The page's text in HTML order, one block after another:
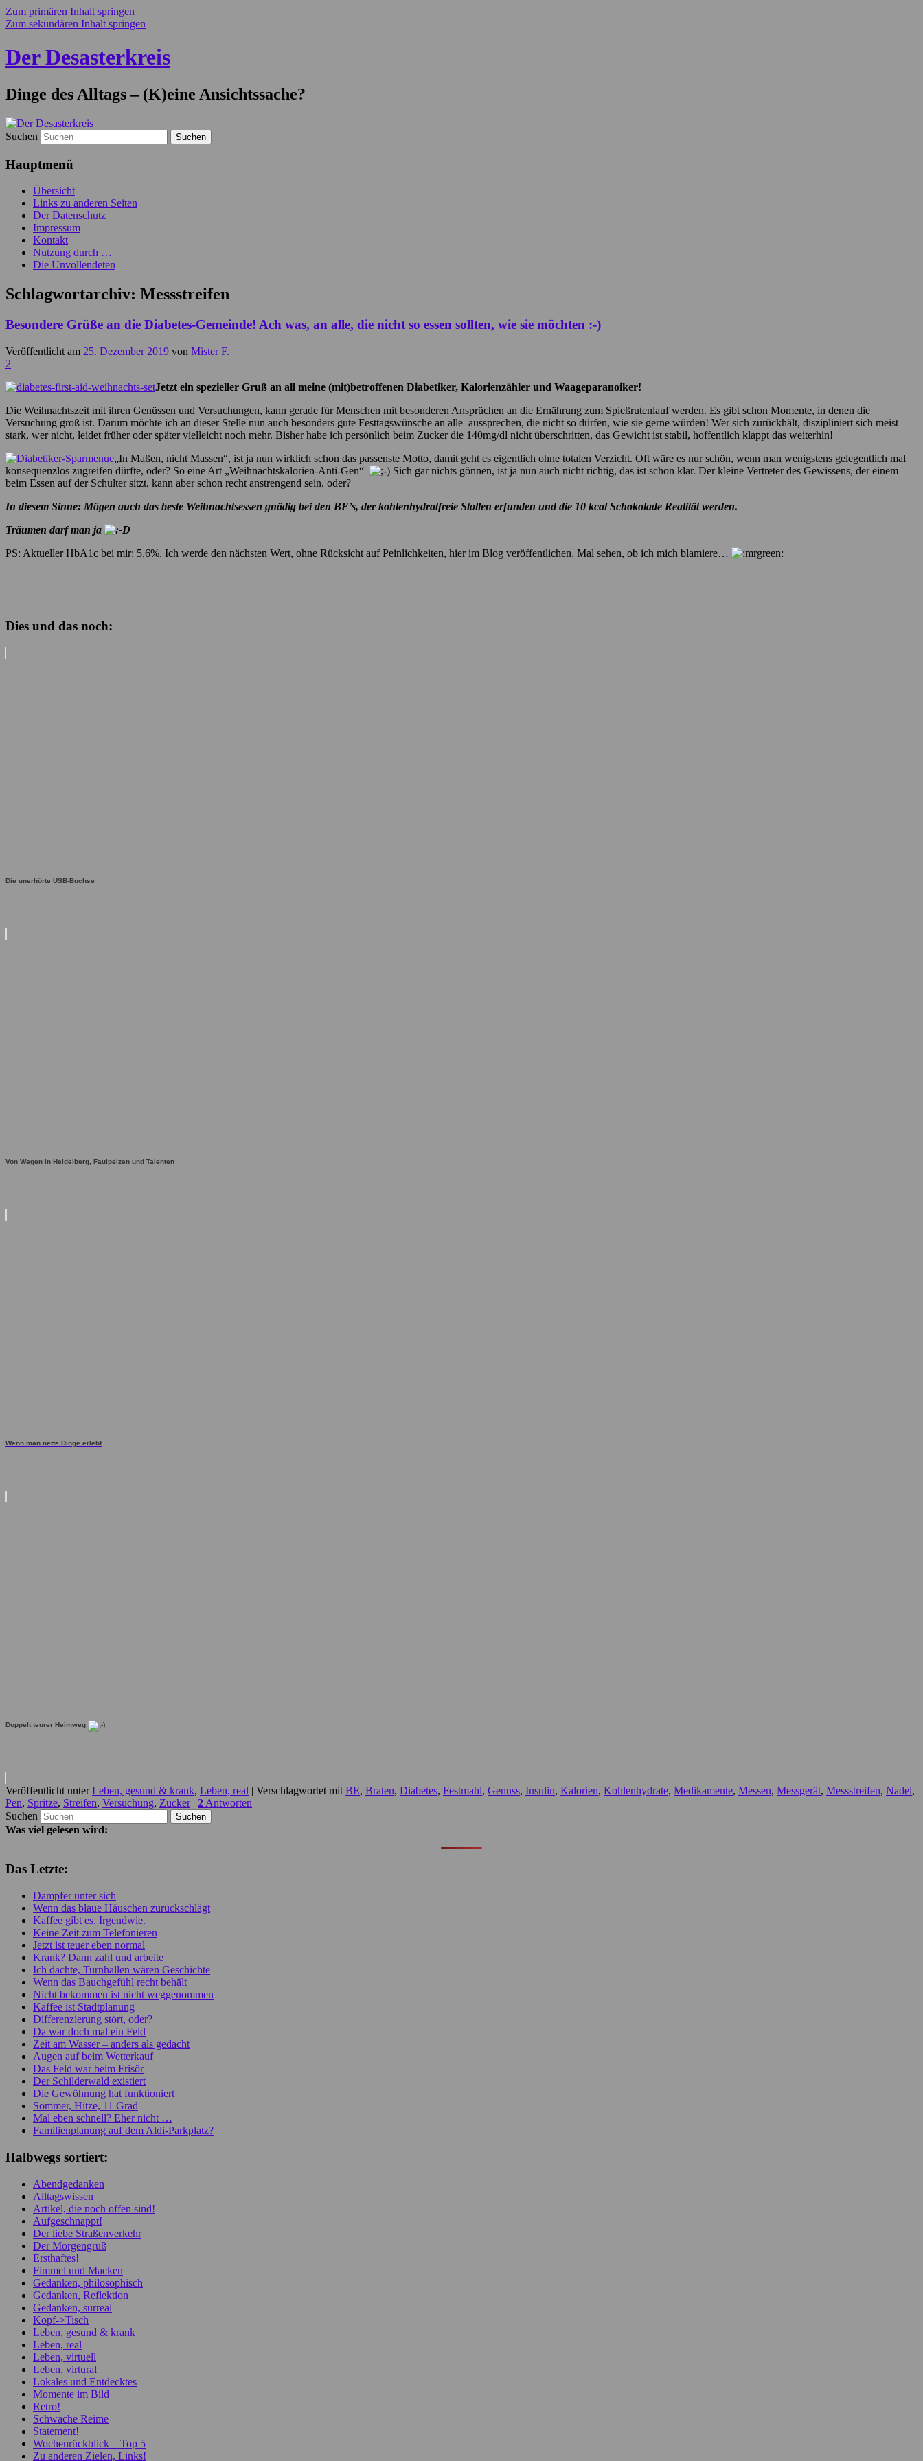
Zum primären Inhalt springen
Zum sekundären Inhalt springen
Der Desasterkreis
Dinge des Alltags – (K)eine Ansichtssache?
Suchen
Hauptmenü
Übersicht
Links zu anderen Seiten
Der Datenschutz
Impressum
Kontakt
Nutzung durch …
Die Unvollendeten
Schlagwortarchiv: Messstreifen
Besondere Grüße an die Diabetes-Gemeinde! Ach was, an alle, die nicht so essen sollten, wie sie möchten :-)
Veröffentlicht am 25. Dezember 2019 von Mister F.
2
Jetzt ein spezieller Gruß an all meine (mit)betroffenen Diabetiker, Kalorienzähler und Waageparanoiker!
Die Weihnachtszeit mit ihren Genüssen und Versuchungen, kann gerade für Menschen mit besonderen Ansprüchen an die Ernährung zum Spießrutenlauf werden. Es gibt schon Momente, in denen die
Versuchung groß ist. Darum möchte ich an dieser Stelle nun auch besonders gute Festtagswünsche an alle aussprechen, die nicht so dürfen, wie sie gerne würden! Wer sich zurückhält, diszipliniert sich meist
stark, wer nicht, leidet früher oder später vielleicht noch mehr. Bisher habe ich persönlich beim Zucker die 140mg/dl nicht überschritten, das Gewicht ist stabil, hoffentlich klappt das weiterhin!
„In Maßen, nicht Massen“, ist ja nun wirklich schon das passenste Motto, damit geht es eigentlich ohne totalen Verzicht. Oft wäre es nur schön, wenn man wenigstens gelegentlich mal
konsequenzlos zugreifen dürfte, oder? So eine Art „Weihnachtskalorien-Anti-Gen“
Sich gar nichts gönnen, ist ja nun auch nicht richtig, das ist schon klar. Der kleine Vertreter des Gewissens, der einem
beim Essen auf der Schulter sitzt, kann aber schon recht anstrengend sein, oder?
In diesem Sinne: Mögen auch das beste Weihnachtsessen gnädig bei den BE’s, der kohlenhydratfreie Stollen erfunden und die 10 kcal Schokolade Realität werden.
Träumen darf man ja
PS: Aktueller HbA1c bei mir: 5,6%. Ich werde den nächsten Wert, ohne Rücksicht auf Peinlichkeiten, hier im Blog veröffentlichen. Mal sehen, ob ich mich blamiere…
Dies und das noch:
Die unerhörte USB-Buchse
Von Wegen in Heidelberg, Faulpelzen und Talenten
Wenn man nette Dinge erlebt
Doppelt teurer Heimweg
Veröffentlicht unter Leben, gesund & krank, Leben, real | Verschlagwortet mit BE, Braten, Diabetes, Festmahl, Genuss, Insulin, Kalorien, Kohlenhydrate, Medikamente, Messen, Messgerät, Messstreifen, Nadel,
Pen, Spritze, Streifen, Versuchung, Zucker | 2 Antworten
Suchen
Was viel gelesen wird:
Das Letzte:
Dampfer unter sich
Wenn das blaue Häuschen zurückschlägt
Kaffee gibt es. Irgendwie.
Keine Zeit zum Telefonieren
Jetzt ist teuer eben normal
Krank? Dann zahl und arbeite
Ich dachte, Turnhallen wären Geschichte
Wenn das Bauchgefühl recht behält
Nicht bekommen ist nicht weggenommen
Kaffee ist Stadtplanung
Differenzierung stört, oder?
Da war doch mal ein Feld
Zeit am Wasser – anders als gedacht
Augen auf beim Wetterkauf
Das Feld war beim Frisör
Der Schilderwald existiert
Die Gewöhnung hat funktioniert
Sommer, Hitze, 11 Grad
Mal eben schnell? Eher nicht …
Familienplanung auf dem Aldi-Parkplatz?
Halbwegs sortiert:
Abendgedanken
Alltagswissen
Artikel, die noch offen sind!
Aufgeschnappt!
Der liebe Straßenverkehr
Der Morgengruß
Ersthaftes!
Fimmel und Macken
Gedanken, philosophisch
Gedanken, Reflektion
Gedanken, surreal
Kopf->Tisch
Leben, gesund & krank
Leben, real
Leben, virtuell
Leben, virtural
Lokales und Entdecktes
Momente im Bild
Retro!
Schwache Reime
Statement!
Wochenrückblick – Top 5
Zu anderen Zielen, Links!